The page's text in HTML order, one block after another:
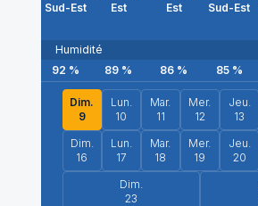
Sud-Est Est Est Sud-Est
Humidité
92 % 89 % 86 % 85%
Dim.
9
Lun.
10
Mar.
11
Mer.
12
Jeu.
13
Dim.
16
Lun.
17
Mar.
18
Mer.
19
Jeu.
20
Dim.
23